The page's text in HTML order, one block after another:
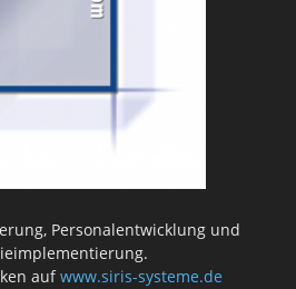
Personalentwicklung und
aufwww.siris-systeme.de